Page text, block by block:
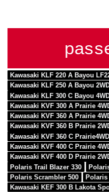
Kawasaki KLF 220 A Bayou
Kawasaki KLF 250 A Bayou
Kawasaki KLF 300 C Bayou
Kawasaki KVF 300 A Prairie
Kawasaki KVF 360 A Prairie
Kawasaki KVF 360 B Prairie
Kawasaki KVF 360 C
Kawasaki KVF 400 C Prairie
Kawasaki KVF 400 D Prairie
Polaris Trail Blazer 330
Polaris Scrambler 500
Kawasaki KEF 300 B Lakota